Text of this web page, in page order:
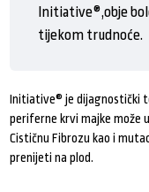
Initiative®,obje
tijekom trudnoće.
Initiative® je dijagnostički
periferne krvi majke može
Cističnu Fibrozu kao i
prenijeti na plod.